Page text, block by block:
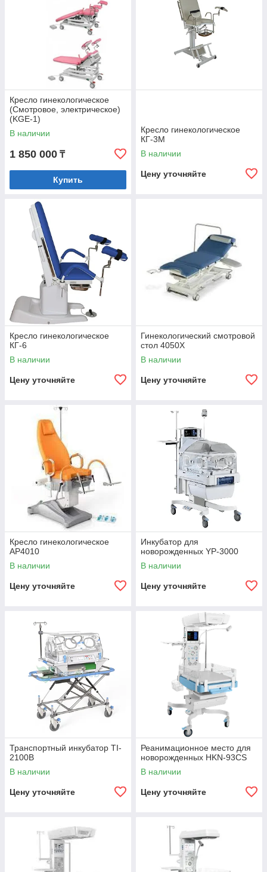
Кресло гинекологическое
(Смотровое, электрическое)
(KGE-1)
В наличии
1 850 000 ₸
Купить
Кресло гинекологическое
КГ-3М
В наличии
Цену уточняйте
Кресло гинекологическое
КГ-6
В наличии
Цену уточняйте
Гинекологический смотровой
стол 4050X
В наличии
Цену уточняйте
Кресло гинекологическое
AP4010
В наличии
Цену уточняйте
Инкубатор для
новорожденных YP-3000
В наличии
Цену уточняйте
Транспортный инкубатор TI-
2100B
В наличии
Цену уточняйте
Реанимационное место для
новорожденных HKN-93CS
В наличии
Цену уточняйте